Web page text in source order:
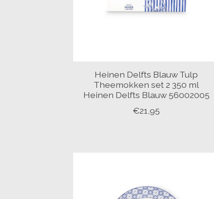
Heinen Delfts Blauw Tulp
Theemokken set 2 350 ml
Heinen Delfts Blauw 56002005
€21,95